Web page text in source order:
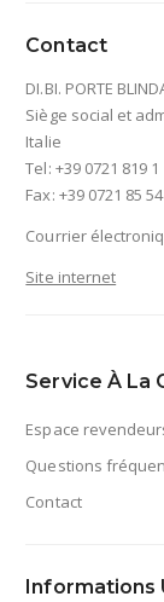
Contact
DI.BI. PORTE
Siège social et
Italie
Tel: +39 0721 819 1
Fax: +39 0721 85
Courrier
Site internet
Service À La
Espace
Questions
Contact
Informations